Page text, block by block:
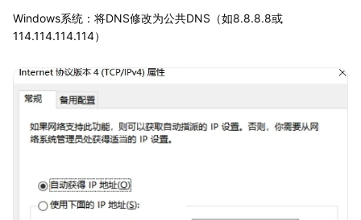
Windows系统：将DNS修改为公共DNS（如8.8.8.8或
114.114.114.114）